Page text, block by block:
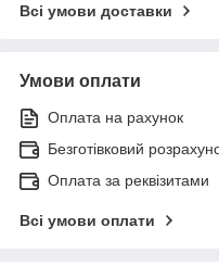
Всі умови доставки
Умови оплати
Оплата на рахунок
Безготівковий
Оплата за реквізитами
Всі умови оплати